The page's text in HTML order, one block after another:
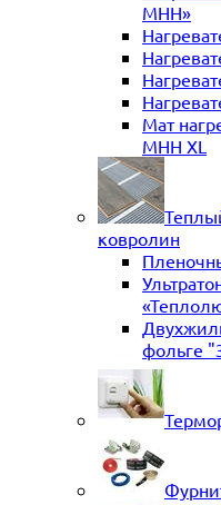
MHH»
Мат
МНН XL
ковролин
фольге